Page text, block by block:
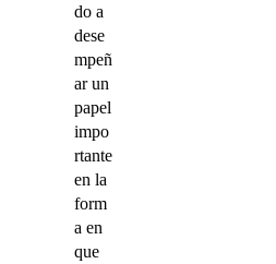
do a
dese
mpeñ
ar un
papel
impo
rtante
en la
form
a en
que